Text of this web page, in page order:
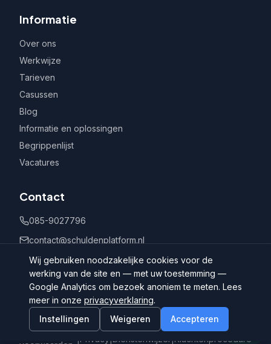
Informatie
Over ons
Werkwijze
Tarieven
Casussen
Blog
Informatie en oplossingen
Begrippenlijst
Vacatures
Contact
085-9027796
contact@schuldenplatform.nl
Postbus 802, 7400 AV Deventer
©
Schuldenplatform.nl
Algemene
|Privacy |Dienstenwijzer |Klachtenprocedure
Wij gebruiken noodzakelijke cookies voor de
werking van de site en — met uw toestemming —
Google Analytics om bezoek anoniem te meten. Lees
meer in onze privacyverklaring.
Instellingen
Weigeren Accepteren